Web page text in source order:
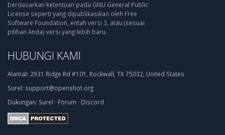
berdasarkan ketentuan pada GNU General Public
License seperti yang dipublikasikan oleh Free
Software Foundation, entah versi 3, atau (sesuai
pilihan Anda) versi yang lebih baru.
HUBUNGI KAMI
Alamat: 2931 Ridge Rd #101, Rockwall, TX 75032, United States
Surel: support@openshot.org
Dukungan: Surel · Forum · Discord